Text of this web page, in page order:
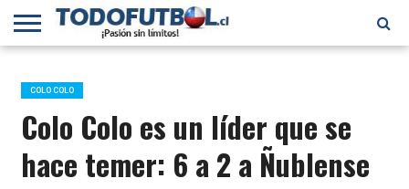
PRIMERA
B
SELECCIÓN
CHILENA
CHILENOS
EN EL
MUNDO
FÚTBOL
INTERNACIONAL
COLO COLO
Colo Colo es un líder que se
hace temer: 6 a 2 a Ñublense